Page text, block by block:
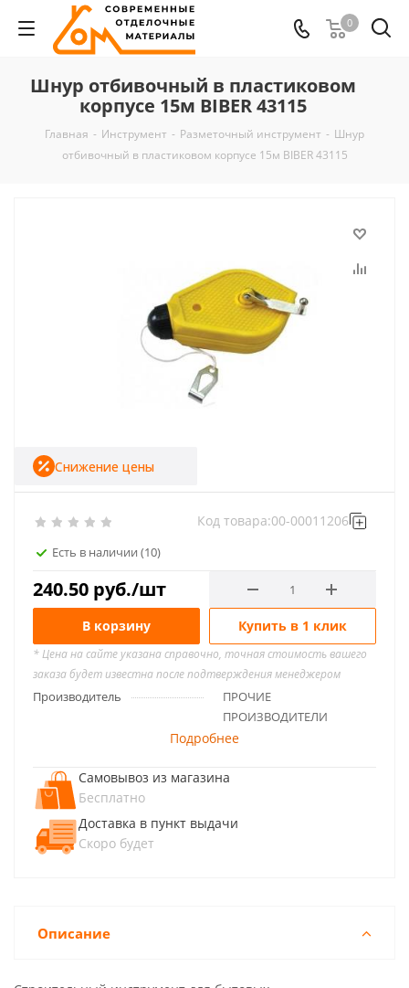
0
Шнур отбивочный в пластиковом
корпусе 15м BIBER 43115
Главная - Инструмент - Разметочный инструмент - Шнур
отбивочный в пластиковом корпусе 15м BIBER 43115
Есть в наличии (10)
Код товара:00-00011206
240.50 руб./шт
Снижение цены
В корзину Купить в 1 клик
* Цена на сайте указана справочно, точная стоимость вашего
заказа будет известна после подтверждения менеджером
Производитель
ПРОЧИЕ
ПРОИЗВОДИТЕЛИ
Подробнее
Самовывоз из магазина
Бесплатно
Доставка в пункт выдачи
Скоро будет
Описание